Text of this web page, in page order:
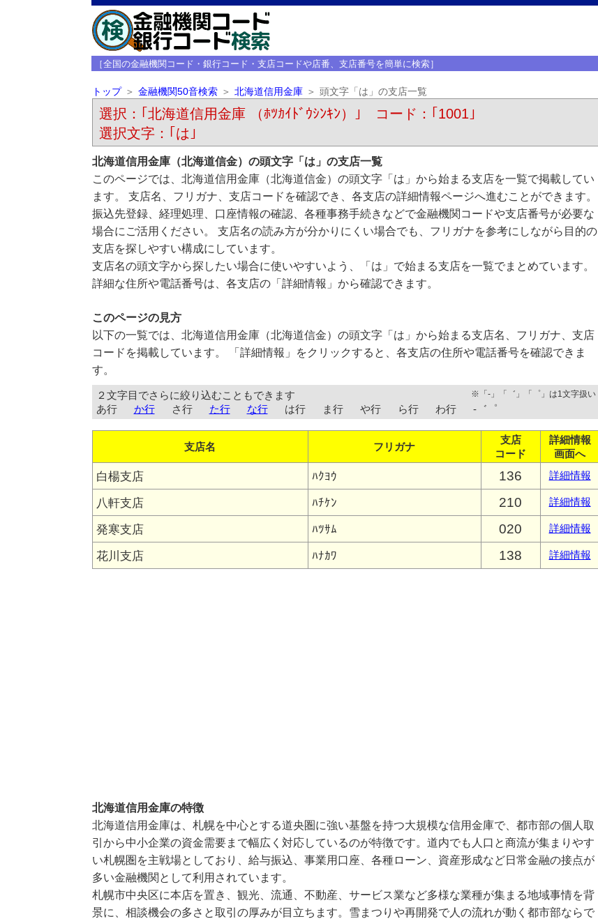
［全国の金融機関コード・銀行コード・支店コードや店番、支店番号を簡単に検索］
トップ 金融機関50音検索 北海道信用金庫 頭文字「は」の支店一覧
選択：｢北海道信用金庫 （ﾎﾂｶｲﾄﾞｳｼﾝｷﾝ）｣ コード：｢1001｣
選択文字：｢は｣
北海道信用金庫（北海道信金）の頭文字「は」の支店一覧
このページでは、北海道信用金庫（北海道信金）の頭文字「は」から始まる支店を一覧で掲載してい
ます。 支店名、フリガナ、支店コードを確認でき、各支店の詳細情報ページへ進むことができます。
振込先登録、経理処理、口座情報の確認、各種事務手続きなどで金融機関コードや支店番号が必要な
場合にご活用ください。 支店名の読み方が分かりにくい場合でも、フリガナを参考にしながら目的の
支店を探しやすい構成にしています。
支店名の頭文字から探したい場合に使いやすいよう、「は」で始まる支店を一覧でまとめています。
詳細な住所や電話番号は、各支店の「詳細情報」から確認できます。
このページの見方
以下の一覧では、北海道信用金庫（北海道信金）の頭文字「は」から始まる支店名、フリガナ、支店
コードを掲載しています。 「詳細情報」をクリックすると、各支店の住所や電話番号を確認できま
す。
２文字目でさらに絞り込むこともできます ※「-」「゛」「゜」は1文字扱い
あ行 か行 さ行 た行 な行 は行 ま行 や行 ら行 わ行 -゛゜
支店名 フリガナ
支店
コード
詳細情報
画面へ
白楊支店 ﾊｸﾖｳ 136 詳細情報
八軒支店 ﾊﾁｹﾝ 210 詳細情報
発寒支店 ﾊﾂｻﾑ 020 詳細情報
花川支店 ﾊﾅｶﾜ 138 詳細情報
北海道信用金庫の特徴
北海道信用金庫は、札幌を中心とする道央圏に強い基盤を持つ大規模な信用金庫で、都市部の個人取
引から中小企業の資金需要まで幅広く対応しているのが特徴です。道内でも人口と商流が集まりやす
い札幌圏を主戦場としており、給与振込、事業用口座、各種ローン、資産形成など日常金融の接点が
多い金融機関として利用されています。
札幌市中央区に本店を置き、観光、流通、不動産、サービス業など多様な業種が集まる地域事情を背
景に、相談機会の多さと取引の厚みが目立ちます。雪まつりや再開発で人の流れが動く都市部ならで